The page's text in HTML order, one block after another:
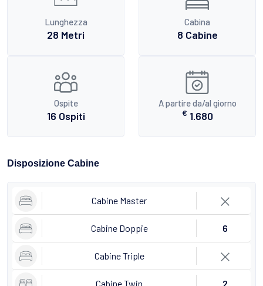
Lunghezza
28 Metri
Cabina
8 Cabine
Ospite
16 Ospiti
A partire da/al giorno
€ 1.680
Disposizione Cabine
Cabine Master
Cabine Doppie 6
Cabine Triple
Cabine Twin 2